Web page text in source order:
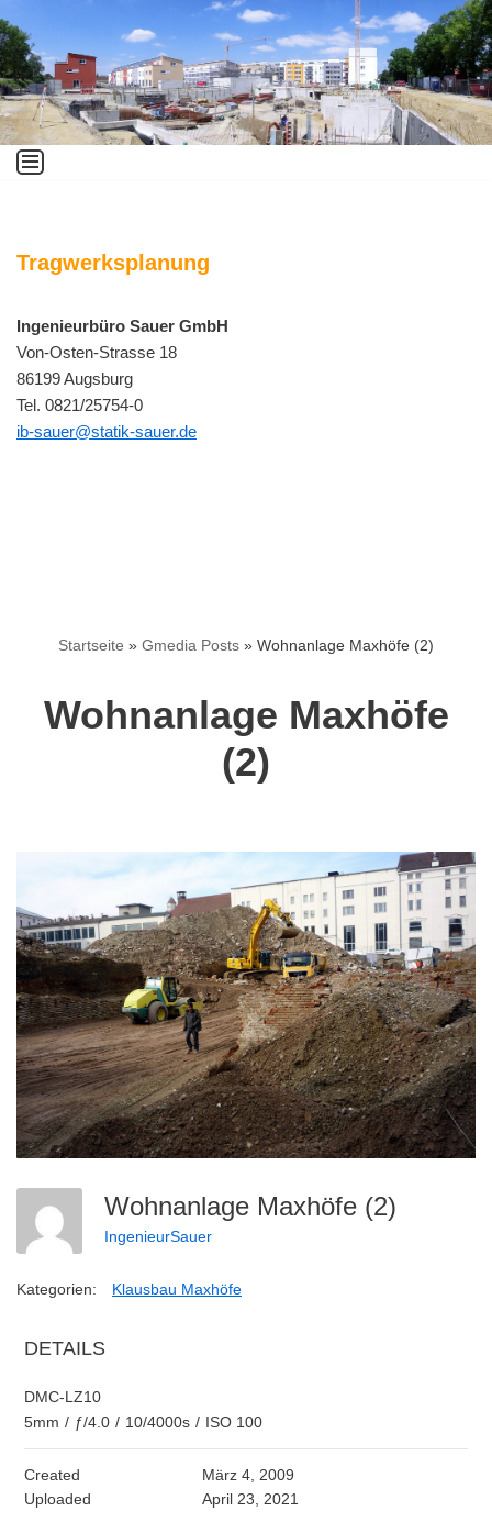
Zum
Inhalt
springen
Tragwerksplanung
Ingenieurbüro Sauer GmbH
Von-Osten-Strasse 18
86199 Augsburg
Tel. 0821/25754-0
ib-sauer@statik-sauer.de
Startseite » Gmedia Posts » Wohnanlage Maxhöfe (2)
Wohnanlage Maxhöfe
(2)
Wohnanlage Maxhöfe (2)
IngenieurSauer
Kategorien: Klausbau Maxhöfe
DETAILS
DMC-LZ10
5mm / ƒ/4.0 / 10/4000s / ISO 100
Created
März 4, 2009
Uploaded
April 23, 2021